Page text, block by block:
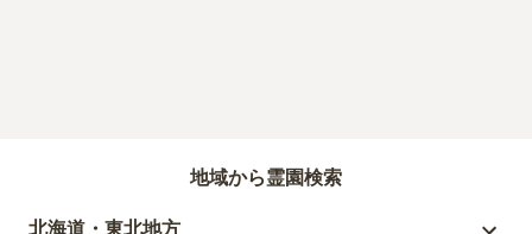
地域から霊園検索
北海道・東北地方